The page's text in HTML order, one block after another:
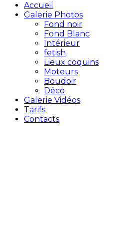
Accueil
Galerie Photos
Fond noir
Fond Blanc
Intérieur
fetish
Lieux coquins
Moteurs
Boudoir
Déco
Galerie Vidéos
Tarifs
Contacts